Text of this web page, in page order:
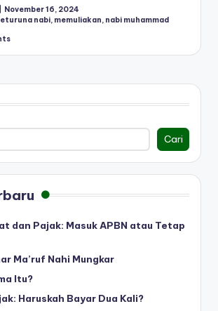
November 16, 2024
nabi, memuliakan, nabi muhammad
Cari
dan Pajak: Masuk APBN atau Tetap
Ma’ruf Nahi Mungkar
Itu?
Haruskah Bayar Dua Kali?